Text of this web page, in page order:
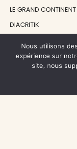
LE GRAND CONTINENT
DIACRITIK
NOS SOUTIENS
CENTRE NATIONAL DU
Nous utilisons
expérience sur
site, nous